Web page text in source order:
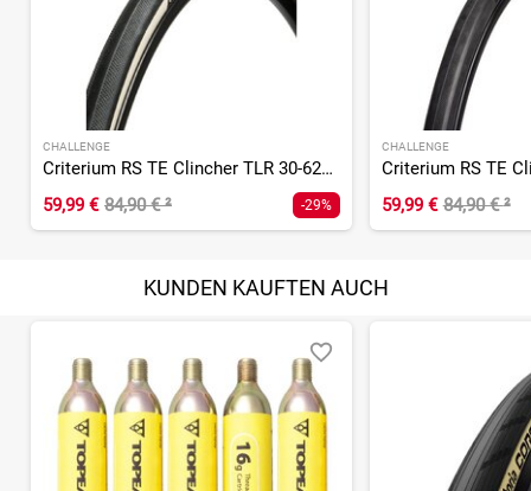
CHALLENGE
Criterium RS TE Clincher TLR 30-622 PPS Ganzo
59,99 € 84,90 €² -29%
CHALLENGE
59,99 € 84,90 €²
KUNDEN KAUFTEN AUCH